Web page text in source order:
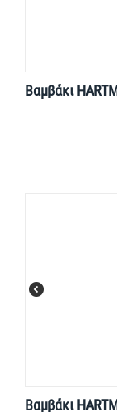
Βαμβάκι
Βαμβάκι